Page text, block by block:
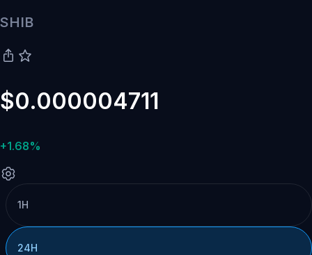
SHIB
$0.000004711
+1.68%
1H
24H